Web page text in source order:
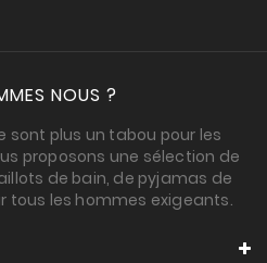
NOUS ?
sont plus un tabou pour les
proposons une sélection de
de bain, de pyjamas de
tous les hommes exigeants.